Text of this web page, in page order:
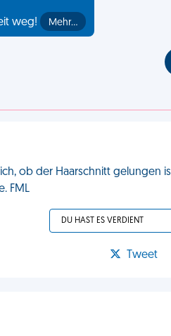
weg!
Mehr…
ob der Haarschnitt gelungen
FML
DU HAST ES VERDIENT
Tweet